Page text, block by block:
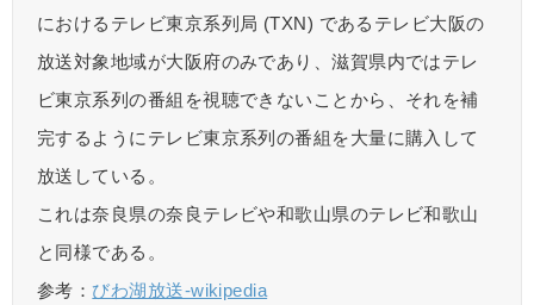
におけるテレビ東京系列局 (TXN) であるテレビ大阪の
放送対象地域が大阪府のみであり、滋賀県内ではテレ
ビ東京系列の番組を視聴できないことから、それを補
完するようにテレビ東京系列の番組を大量に購入して
放送している。
これは奈良県の奈良テレビや和歌山県のテレビ和歌山
と同様である。
参考：びわ湖放送-wikipedia